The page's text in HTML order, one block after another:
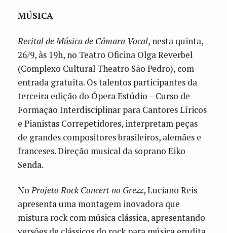
MÚSICA
Recital de Música de Câmara Vocal, nesta quinta,
26/9, às 19h, no Teatro Oficina Olga Reverbel
(Complexo Cultural Theatro São Pedro), com
entrada gratuita. Os talentos participantes da
terceira edição do Ópera Estúdio – Curso de
Formação Interdisciplinar para Cantores Líricos
e Pianistas Correpetidores, interpretam peças
de grandes compositores brasileiros, alemães e
franceses. Direção musical da soprano Eiko
Senda.
NoProjeto Rock Concert no Grezz, Luciano Reis
apresenta uma montagem inovadora que
mistura rock com música clássica, apresentando